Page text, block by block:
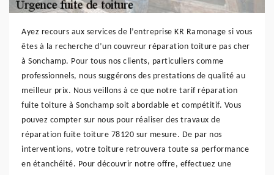
Ayez recours aux services de l’entreprise KR Ramonage si vous
êtes à la recherche d’un couvreur réparation toiture pas cher
à Sonchamp. Pour tous nos clients, particuliers comme
professionnels, nous suggérons des prestations de qualité au
meilleur prix. Nous veillons à ce que notre tarif réparation
fuite toiture à Sonchamp soit abordable et compétitif. Vous
pouvez compter sur nous pour réaliser des travaux de
réparation fuite toiture 78120 sur mesure. De par nos
interventions, votre toiture retrouvera toute sa performance
en étanchéité. Pour découvrir notre offre, effectuez une